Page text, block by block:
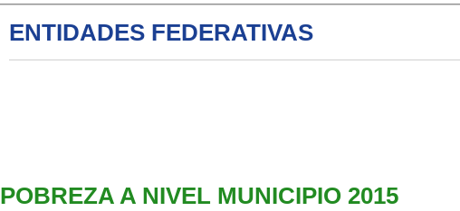
ENTIDADES FEDERATIVAS
POBREZA A NIVEL MUNICIPIO 2015